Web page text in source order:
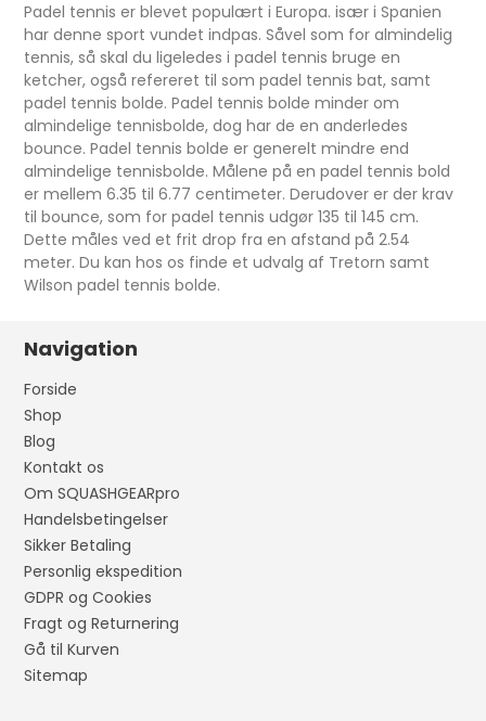
Padel tennis er blevet populært i Europa. især i Spanien
har denne sport vundet indpas. Såvel som for almindelig
tennis, så skal du ligeledes i padel tennis bruge en
ketcher, også refereret til som padel tennis bat, samt
padel tennis bolde. Padel tennis bolde minder om
almindelige tennisbolde, dog har de en anderledes
bounce. Padel tennis bolde er generelt mindre end
almindelige tennisbolde. Målene på en padel tennis bold
er mellem 6.35 til 6.77 centimeter. Derudover er der krav
til bounce, som for padel tennis udgør 135 til 145 cm.
Dette måles ved et frit drop fra en afstand på 2.54
meter. Du kan hos os finde et udvalg af Tretorn samt
Wilson padel tennis bolde.
Navigation
Forside
Shop
Blog
Kontakt os
Om SQUASHGEARpro
Handelsbetingelser
Sikker Betaling
Personlig ekspedition
GDPR og Cookies
Fragt og Returnering
Gå til Kurven
Sitemap